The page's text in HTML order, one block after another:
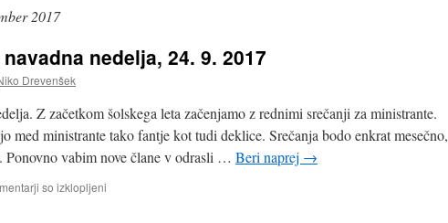
2017
nedelja, 24. 9. 2017
Drevenšek
Z začetkom šolskega leta začenjamo z rednimi srečanji za ministrante.
med ministrante tako fantje kot tudi deklice. Srečanja bodo enkrat mesečno,
Ponovno vabim nove člane v odrasli … Beri naprej →
so izklopljeni